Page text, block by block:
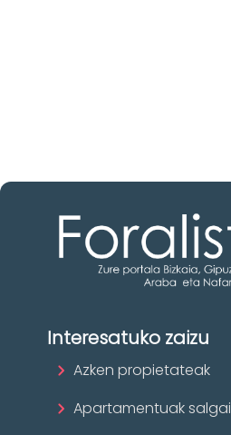
Interesatuko zaizu
Azken propietateak
Apartamentuak salgai